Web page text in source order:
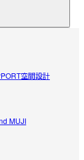
テールをベー
ドとウエスト
ります。
空間設計
MUJI